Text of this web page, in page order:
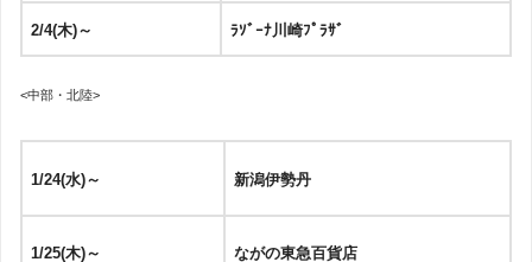
2/4(木)～ ﾗｿﾞｰﾅ川崎ﾌﾟﾗｻﾞ
<中部・北陸>
1/24(水)～ 新潟伊勢丹
1/25(木)～ ながの東急百貨店